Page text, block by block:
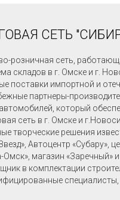
СЕТЬ
розничная сеть,
складов в г. Омске и г.
поставки импортной и
партнеры-
который
сеть в г. Омске и
творческие решения
Автоцентр «Субару»,
Омск», магазин «Заречный»
в комплектации